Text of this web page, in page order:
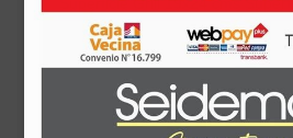
Reguladores de temperatura
regulable Asas y bordes frías al
funcionamiento 2 años